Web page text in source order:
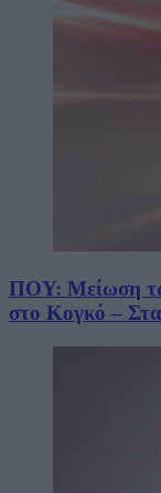
ΠΟΥ: Μείωση
στο Κογκό – Στα